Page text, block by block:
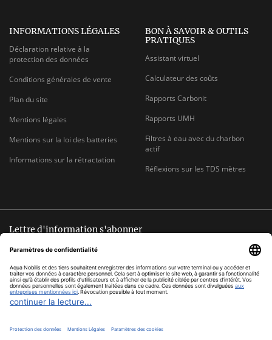
INFORMATIONS LÉGALES
Déclaration relative à la
protection des données
Conditions générales de vente
Plan du site
Mentions légales
Mentions sur la loi des batteries
Informations sur la rétractation
BON À SAVOIR & OUTILS
PRATIQUES
Assistant virtuel
Calculateur des coûts
Rapports Carbonit
Rapports UMH
Filtres à eau avec du charbon
actif
Réflexions sur les TDS mètres
Lettre d'information s'abonner
E-
MAIL
Tous les prix TVA comprise, hors